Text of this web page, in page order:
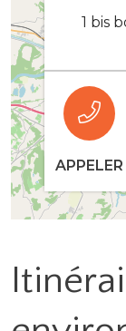
1 bis
APPELER